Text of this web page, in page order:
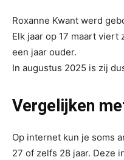
Roxanne Kwant werd
Elk jaar op 17 maart viert
een jaar ouder.
In augustus 2025 is zij
Vergelijken
Op internet kun je soms
27 of zelfs 28 jaar. Deze